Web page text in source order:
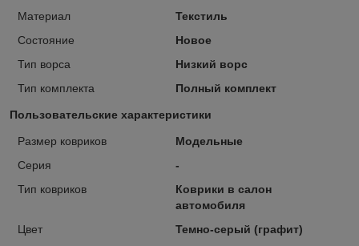
Материал
Текстиль
Состояние
Новое
Тип ворса
Низкий ворс
Тип комплекта
Полный комплект
Пользовательские характеристики
Размер ковриков
Модельные
Серия
-
Тип ковриков
Коврики в салон
автомобиля
Цвет
Темно-серый (графит)